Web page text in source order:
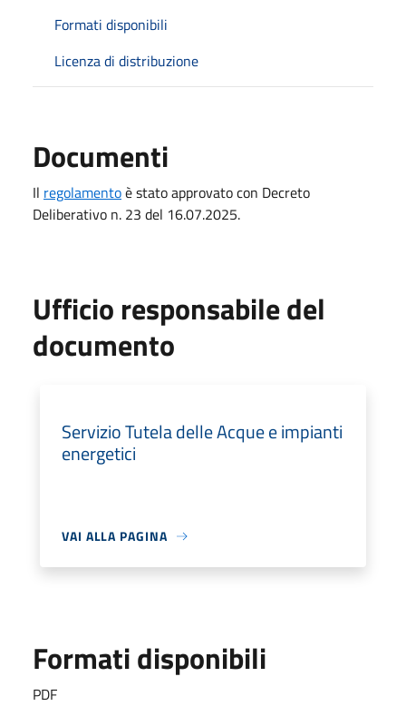
Formati disponibili
Licenza di distribuzione
Documenti
Il regolamentoè stato approvato con Decreto
Deliberativo n. 23 del 16.07.2025.
Ufficio responsabile del
documento
Servizio Tutela delle Acque e impianti
energetici
VAI ALLA PAGINA
Formati disponibili
PDF